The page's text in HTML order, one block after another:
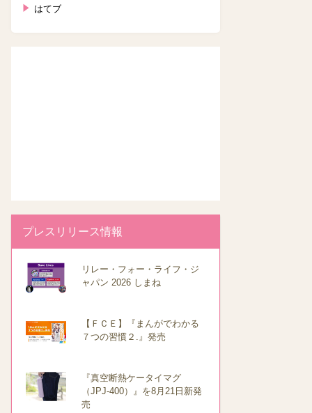
はてブ
プレスリリース情報
リレー・フォー・ライフ・ジ
ャパン 2026 しまね
【ＦＣＥ】『まんがでわかる
７つの習慣２.』発売
『真空断熱ケータイマグ
（JPJ-400）』を8月21日新発
売